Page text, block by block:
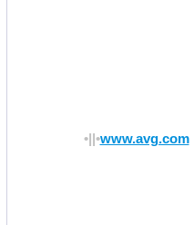
www.avg.com
•||•